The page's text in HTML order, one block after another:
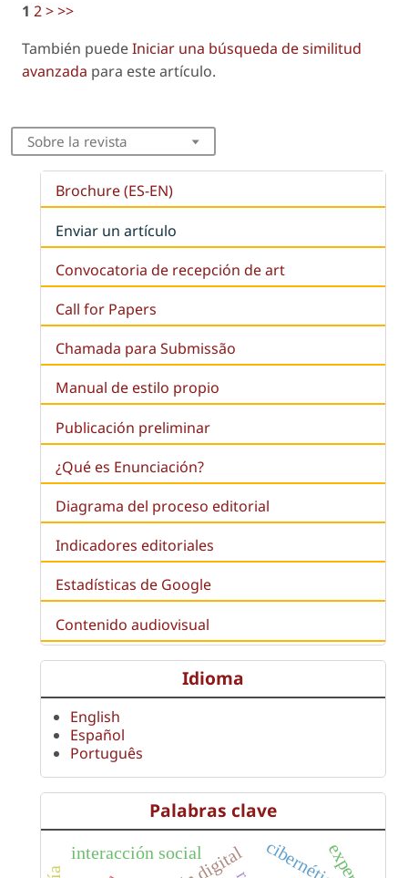
1 2>>>
También puedeIniciar una búsqueda de similitud
avanzada para este artículo.
Sobre la revista
Brochure (ES-EN)
Enviar un artículo
Convocatoria de recepción de art
Call for Papers
Chamada para Submissão
Manual de estilo propio
Publicación preliminar
¿Qué es Enunciación?
Diagrama del proceso editorial
Indicadores editoriales
Estadísticas de Google
Contenido audiovisual
Idioma
English
Español
Português
Palabras clave
interacción social cibernética